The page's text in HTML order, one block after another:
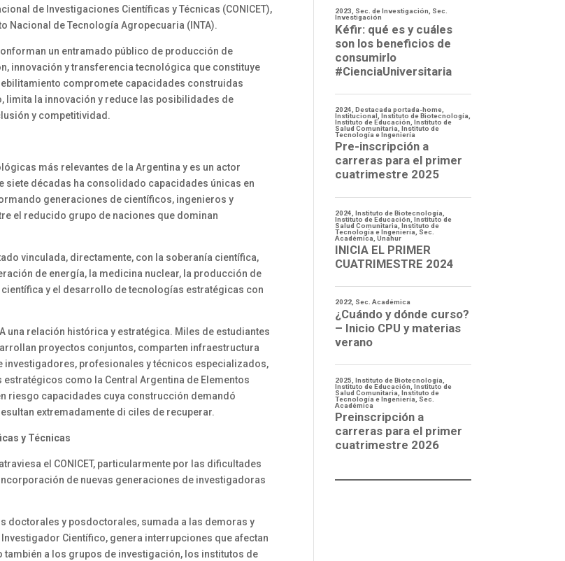
de Investigaciones Científicas y Técnicas (CONICET),
Nacional de Tecnología Agropecuaria (INTA).
un entramado público de producción de
innovación y transferencia tecnológica que constituye
compromete capacidades construidas
la innovación y reduce las posibilidades de
y competitividad.
más relevantes de la Argentina y es un actor
décadas ha consolidado capacidades únicas en
generaciones de científicos, ingenieros y
el reducido grupo de naciones que dominan
vinculada, directamente, con la soberanía científica,
de energía, la medicina nuclear, la producción de
y el desarrollo de tecnologías estratégicas con
una relación histórica y estratégica. Miles de estudiantes
proyectos conjuntos, comparten infraestructura
profesionales y técnicos especializados,
como la Central Argentina de Elementos
riesgo capacidades cuya construcción demandó
extremadamente di ciles de recuperar.
y Técnicas
el CONICET, particularmente por las dificultades
de nuevas generaciones de investigadoras
doctorales y posdoctorales, sumada a las demoras y
Científico, genera interrupciones que afectan
a los grupos de investigación, los institutos de